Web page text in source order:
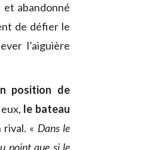
abandonné
de défier le
l’aiguière
position de
le bateau
rival. « Dans le
point que si le